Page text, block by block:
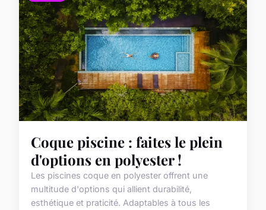
Coque piscine : faites le plein
d'options en polyester !
Les piscines coque en polyester offrent une
multitude d'options qui allient durabilité,
esthétique et praticité. Adaptables à tous les